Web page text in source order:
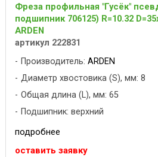
Фреза профильная "Гусёк"
подшипник 706125) R=10.32
ARDEN
артикул 222831
Производитель: ARDEN
Диаметр хвостовика (S), мм: 8
Общая длина (L), мм: 65
Подшипник: верхний
подробнее
оставить заявку